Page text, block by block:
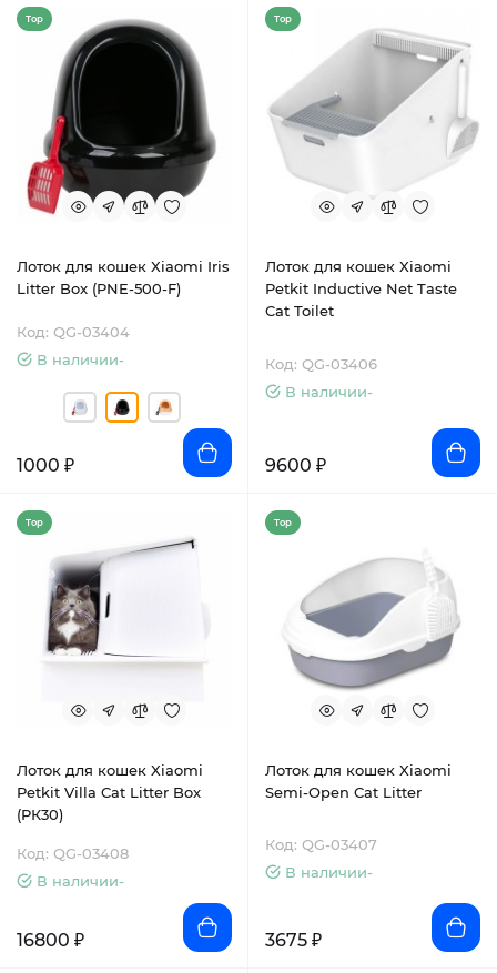
Top
Лоток для кошек Xiaomi Iris
Litter Box (PNE-500-F)
Код: QG-03404
В наличии-
1000 ₽
Top
Лоток для кошек Xiaomi
Petkit Inductive Net Taste
Cat Toilet
Код: QG-03406
В наличии-
9600 ₽
Top
Лоток для кошек Xiaomi
Petkit Villa Cat Litter Box
(PК30)
Код: QG-03408
В наличии-
16800 ₽
Top
Лоток для кошек Xiaomi
Semi-Open Cat Litter
Код: QG-03407
В наличии-
3675 ₽